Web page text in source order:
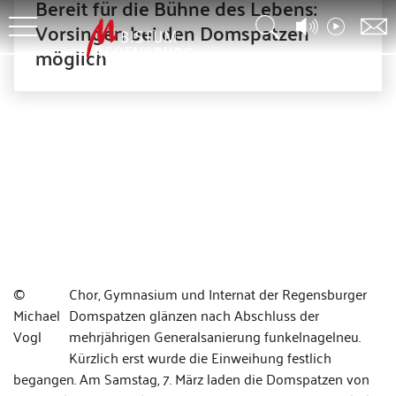
Bereit für die Bühne des Lebens:
Vorsingen bei den Domspatzen
möglich
©
Michael
Vogl
Chor, Gymnasium und Internat der Regensburger
Domspatzen glänzen nach Abschluss der
mehrjährigen Generalsanierung funkelnagelneu.
Kürzlich erst wurde die Einweihung festlich
begangen. Am Samstag, 7. März laden die Domspatzen von